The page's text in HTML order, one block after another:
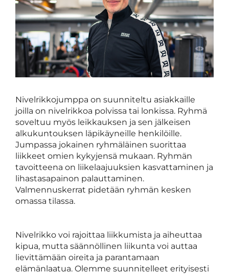
Nivelrikkojumppa on suunniteltu asiakkaille
joilla on nivelrikkoa polvissa tai lonkissa. Ryhmä
soveltuu myös leikkauksen ja sen jälkeisen
alkukuntouksen läpikäyneille henkilöille.
Jumpassa jokainen ryhmäläinen suorittaa
liikkeet omien kykyjensä mukaan. Ryhmän
tavoitteena on liikelaajuuksien kasvattaminen ja
lihastasapainon palauttaminen.
Valmennuskerrat pidetään ryhmän kesken
omassa tilassa.
Nivelrikko voi rajoittaa liikkumista ja aiheuttaa
kipua, mutta säännöllinen liikunta voi auttaa
lievittämään oireita ja parantamaan
elämänlaatua. Olemme suunnitelleet erityisesti